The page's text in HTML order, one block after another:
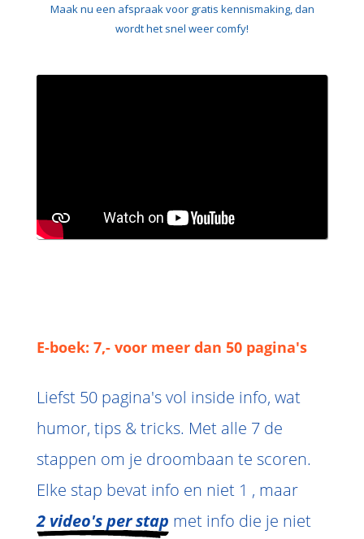
Maak nu een afspraak voor gratis kennismaking, dan
wordt het snel weer comfy!
E-boek: 7,- voor meer dan 50 pagina's
Liefst 50 pagina's vol inside info, wat
humor, tips & tricks. Met alle 7 de
stappen om je droombaan te scoren.
Elke stap bevat info en niet 1 , maar
2 video's per stap met info die je niet